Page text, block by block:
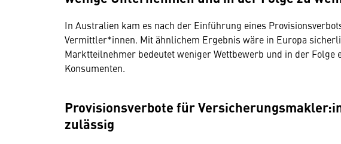
In Australien kam es nach der Einführung eines
Vermittler*innen. Mit ähnlichem Ergebnis wäre in Europa
Marktteilnehmer bedeutet weniger Wettbewerb und in der Folge
Konsumenten.
Provisionsverbote für
zulässig